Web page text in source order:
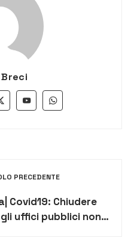
PRECEDENTE
Covid19: Chiudere
uffici pubblici non